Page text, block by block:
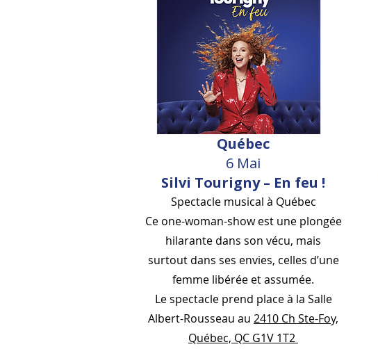
Québec
6 Mai
Silvi Tourigny – En feu !
Spectacle musical à Québec
Ce one-woman-show est une plongée
hilarante dans son vécu, mais
surtout dans ses envies, celles d’une
femme libérée et assumée.
Le spectacle prend place à la Salle
Albert-Rousseau au 2410 Ch Ste-Foy,
Québec, QC G1V 1T2